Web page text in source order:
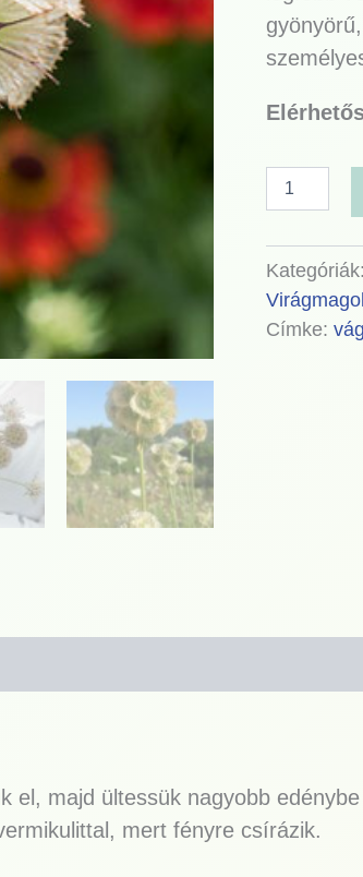
Kategóriák:
Címke:
majd ültessük nagyobb
mert fényre csírázik.